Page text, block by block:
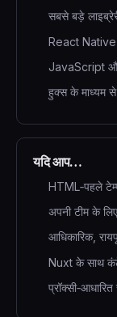
सबसे बड़े
React Native
JavaScript
हुक्स के माध्यम
यदि आप…
HTML‑पहले
अपनी टीम के
आधिकारिक,
Nuxt के साथ